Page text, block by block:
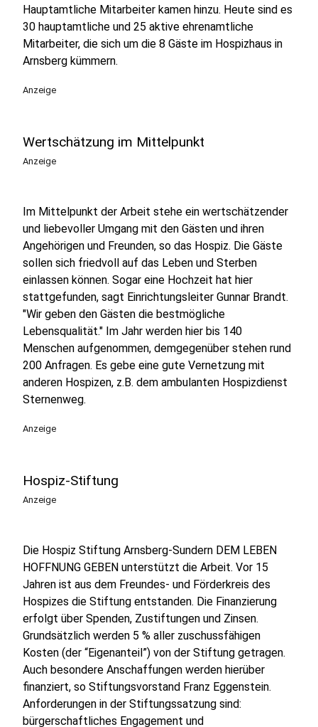
Hauptamtliche Mitarbeiter kamen hinzu. Heute sind es
30 hauptamtliche und 25 aktive ehrenamtliche
Mitarbeiter, die sich um die 8 Gäste im Hospizhaus in
Arnsberg kümmern.
Anzeige
Wertschätzung im Mittelpunkt
Anzeige
Im Mittelpunkt der Arbeit stehe ein wertschätzender
und liebevoller Umgang mit den Gästen und ihren
Angehörigen und Freunden, so das Hospiz. Die Gäste
sollen sich friedvoll auf das Leben und Sterben
einlassen können. Sogar eine Hochzeit hat hier
stattgefunden, sagt Einrichtungsleiter Gunnar Brandt.
"Wir geben den Gästen die bestmögliche
Lebensqualität." Im Jahr werden hier bis 140
Menschen aufgenommen, demgegenüber stehen rund
200 Anfragen. Es gebe eine gute Vernetzung mit
anderen Hospizen, z.B. dem ambulanten Hospizdienst
Sternenweg.
Anzeige
Hospiz-Stiftung
Anzeige
Die Hospiz Stiftung Arnsberg-Sundern DEM LEBEN
HOFFNUNG GEBEN unterstützt die Arbeit. Vor 15
Jahren ist aus dem Freundes- und Förderkreis des
Hospizes die Stiftung entstanden. Die Finanzierung
erfolgt über Spenden, Zustiftungen und Zinsen.
Grundsätzlich werden 5 % aller zuschussfähigen
Kosten (der “Eigenanteil”) von der Stiftung getragen.
Auch besondere Anschaffungen werden hierüber
finanziert, so Stiftungsvorstand Franz Eggenstein.
Anforderungen in der Stiftungssatzung sind:
bürgerschaftliches Engagement und